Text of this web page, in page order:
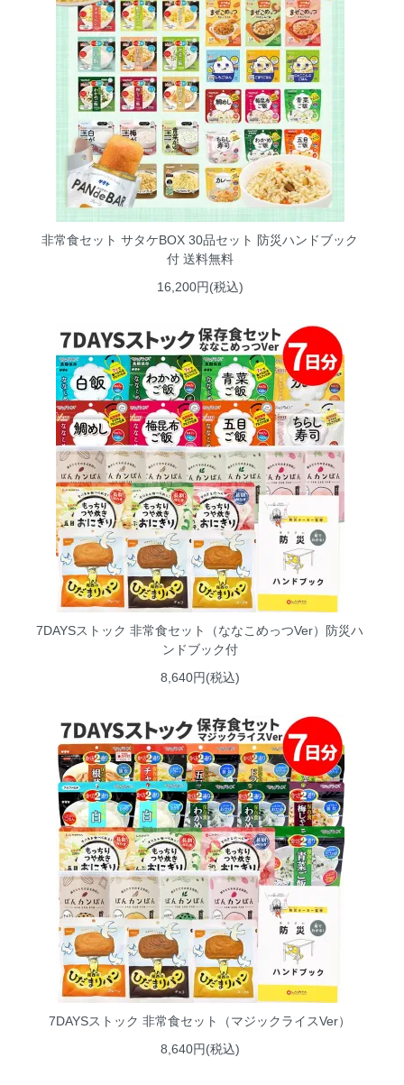
非常食セット サタケBOX 30品セット 防災ハンドブック
付 送料無料
16,200円(税込)
7DAYSストック 非常食セット（ななこめっつVer）防災ハ
ンドブック付
8,640円(税込)
7DAYSストック 非常食セット（マジックライスVer）
8,640円(税込)